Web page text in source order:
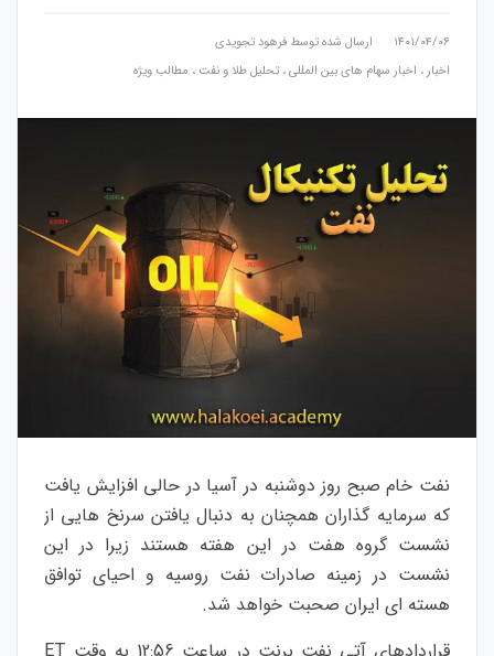
۱۴۰۱/۰۴/۰۶ ارسال شده توسط فرهود تجویدی
اخبار ، اخبار سهام های بین المللی، تحلیل طلا و نفت ، مطالب ویژه
نفت خام صبح روز دوشنبه در آسیا در حالی افزایش یافت
که سرمایه گذاران همچنان به دنبال یافتن سرنخ هایی از
نشست گروه هفت در این هفته هستند زیرا در این
نشست در زمینه صادرات نفت روسیه و احیای توافق
هسته ای ایران صحبت خواهد شد.